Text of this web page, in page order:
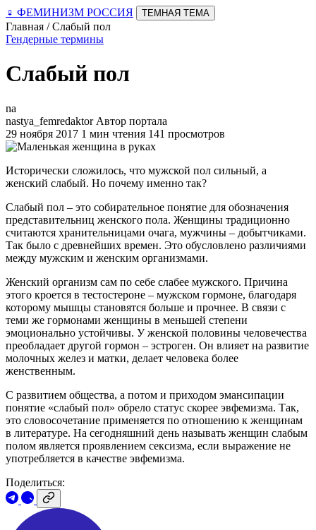
♀ ФЕМИНИЗМ РОССИЯ ТЕМНАЯ ТЕМА
Главная / Слабый пол
Гендерные термины
Слабый пол
na
nastya_femredaktor Автор портала
29 ноября 2017 1 мин чтения 141 просмотров
Исторически сложилось, что мужской пол сильный, а
женский слабый. Но почему именно так?
Слабый пол – это собирательное понятие для обозначения
представительниц женского пола. Женщины традиционно
считаются хранительницами очага, мужчины – добытчиками.
Так было с древнейших времен. Это обусловлено различиями
между мужским и женским организмами.
Женский организм сам по себе слабее мужского. Причина
этого кроется в тестостероне – мужском гормоне, благодаря
которому мышцы становятся больше и прочнее. В связи с
теми же гормонами женщины в меньшей степени
эмоционально устойчивы. У женской половины человечества
преобладает другой гормон – эстроген. Он влияет на развитие
молочных желез и матки, делает человека более
женственным.
С развитием общества, а потом и приходом эмансипации
понятие «слабый пол» обрело статус скорее эвфемизма. Так,
это словосочетание применяется по отношению к женщинам
в литературе. На сегодняшний день называть женщин слабым
полом является проявлением сексизма, если выражение не
употребляется в качестве эвфемизма.
Поделиться: